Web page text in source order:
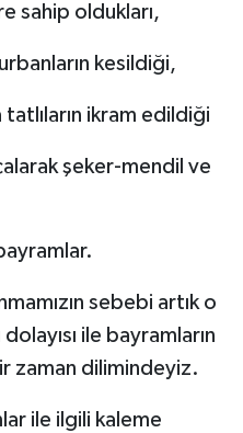
sahip oldukları,
kesildiği,
ikram edildiği
şeker-mendil ve
sebebi artık o
ile bayramların
zaman dilimindeyiz.
ile ilgili kaleme